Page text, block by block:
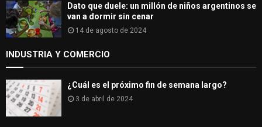
Dato que duele: un millón de niños argentinos se
van a dormir sin cenar
14 de agosto de 2024
INDUSTRIA Y COMERCIO
¿Cuál es el próximo fin de semana largo?
3 de abril de 2024